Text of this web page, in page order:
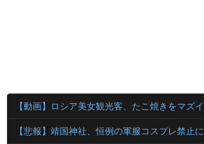
【悲報】靖国神社、恒例の軍服コスプレ禁止に